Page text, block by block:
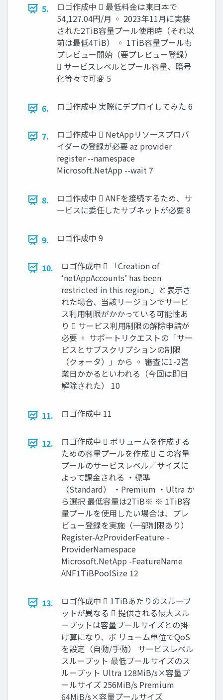
5.
ロゴ作成中  最低料金は東日本で
54,127.04円/月 ◦ 2023年11月に実装
された2TiB容量プール使用時（それ以
前は最低4TiB） ◦ 1TiB容量プールも
プレビュー開始（要プレビュー登録）
 サービスレベルとプール容量、暗号
化等々で可変 5
6. ロゴ作成中 実際にデプロイしてみた 6
7.
ロゴ作成中  NetAppリソースプロバ
イダーの登録が必要 az provider
register --namespace
Microsoft.NetApp --wait 7
8.
ロゴ作成中  ANFを接続するため、サ
ービスに委任したサブネットが必要 8
9. ロゴ作成中 9
10.
ロゴ作成中  「Creation of
‘netAppAccounts’ has been
restricted in this region.」と表示さ
れた場合、当該リージョンでサービ
ス利用制限がかかっている可能性あ
り  サービス利用制限の解除申請が
必要 ◦ サポートリクエストの「サー
ビスとサブスクリプションの制限
（クォータ）」から ◦ 審査に1-2営
業日かかるといわれる（今回は即日
解除された） 10
11. ロゴ作成中 11
12.
ロゴ作成中  ボリュームを作成する
ための容量プールを作成  この容量
プールのサービスレベル／サイズに
よって課金される ・標準
（Standard） ・Premium ・Ultra か
ら選択 最低容量は2TiB※ ※ 1TiB容
量プールを使用したい場合は、プレ
ビュー登録を実施（一部制限あり）
Register-AzProviderFeature -
ProviderNamespace
Microsoft.NetApp -FeatureName
ANF1TiBPoolSize 12
13.
ロゴ作成中  1TiBあたりのスループ
ットが異なる  提供される最大スル
ープットは容量プールサイズとの掛
け算になり、ボ リューム単位でQoS
を設定（自動/手動） サービスレベル
スループット 最低プールサイズのス
ループット Ultra 128MiB/s×容量プ
ールサイズ 256MiB/s Premium
64MiB/s×容量プールサイズ